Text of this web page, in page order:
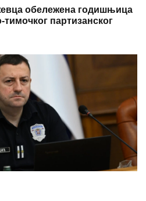
обележена годишњица
партизанског